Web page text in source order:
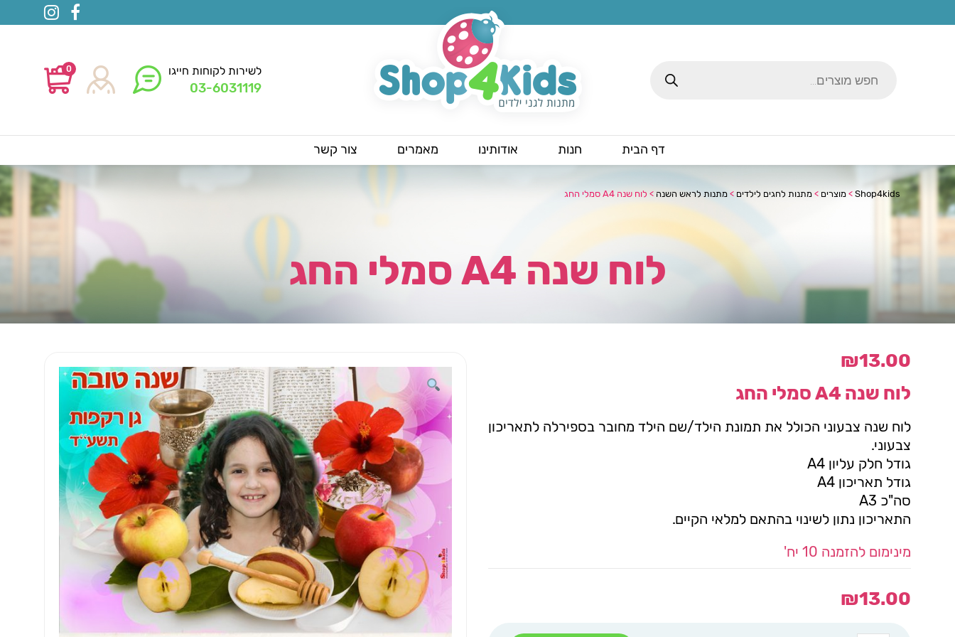
search
לשירות לקוחות חייגו
03-6031119
0
דף הבית חנות אודותינו מאמרים צור קשר
Shop4kids
> מוצרים > מתנות לחגים לילדים > מתנות לראש השנה > לוח שנה A4 סמלי החג
לוח שנה A4 סמלי החג
₪13.00
לוח שנה A4 סמלי החג
לוח שנה צבעוני הכולל את תמונת הילד/שם הילד מחובר בספירלה לתאריכון
צבעוני.
גודל חלק עליון A4
גודל תאריכון A4
סה"כ A3
התאריכון נתון לשינוי בהתאם למלאי הקיים.
מינימום להזמנה 10 יח'
₪13.00